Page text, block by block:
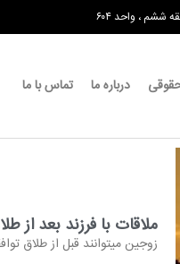
ششم ، واحد ۶۰۴
درباره ما تماس با ما
ملاقات با فرزند بعد از
زوجین میتوانند قبل از طلاق